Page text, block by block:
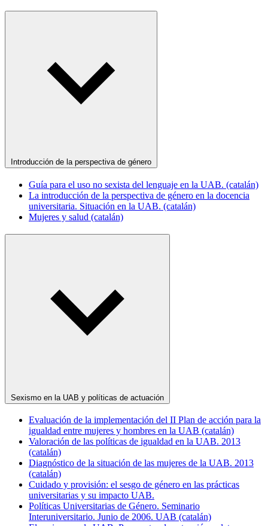
Introducción de la perspectiva de género
Guía para el uso no sexista del lenguaje en la UAB. (catalán)
La introducción de la perspectiva de género en la docencia
universitaria. Situación en la UAB. (catalán)
Mujeres y salud (catalán)
Sexismo en la UAB y políticas de actuación
Evaluación de la implementación del II Plan de acción para la
igualdad entre mujeres y hombres en la UAB (catalán)
Valoración de las políticas de igualdad en la UAB. 2013
(catalán)
Diagnóstico de la situación de las mujeres de la UAB. 2013
(catalán)
Cuidado y provisión: el sesgo de género en las prácticas
universitarias y su impacto UAB.
Políticas Universitarias de Género. Seminario
Interuniversitario. Junio de 2006. UAB (catalán)